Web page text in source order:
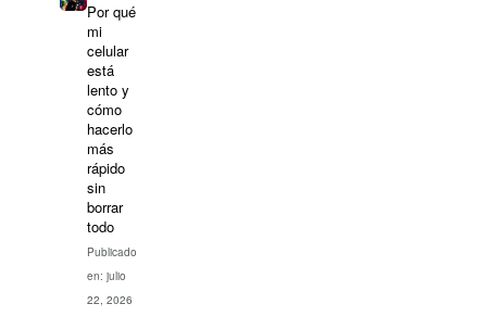
Por qué
mi
celular
está
lento y
cómo
hacerlo
más
rápido
sin
borrar
todo
Publicado
en: julio
22, 2026